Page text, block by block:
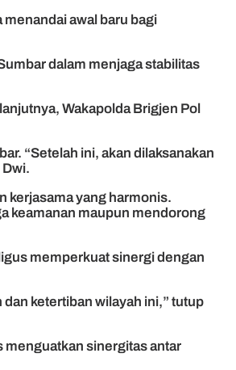
awal baru bagi
dalam menjaga stabilitas
Wakapolda Brigjen Pol
“Setelah ini, akan dilaksanakan
kerjasama yang harmonis.
keamanan maupun mendorong
memperkuat sinergi dengan
ketertiban wilayah ini,” tutup
menguatkan sinergitas antar